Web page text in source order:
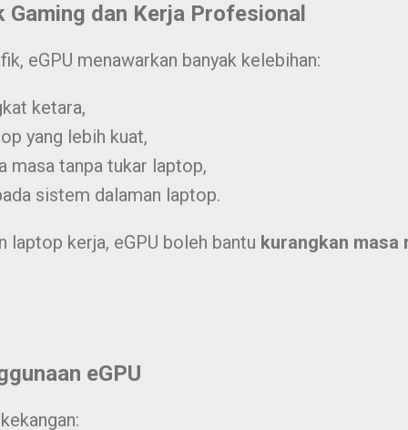
Gaming dan Kerja Profesional
eGPU menawarkan banyak kelebihan:
ketara,
yang lebih kuat,
masa tanpa tukar laptop,
sistem dalaman laptop.
laptop kerja, eGPU boleh bantu kurangkan
eGPU